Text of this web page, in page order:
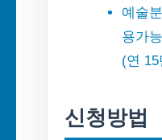
예술
용가
(연
신청방법